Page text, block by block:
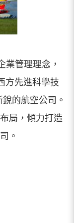
業管理理念，
方先進科學技
的航空公司。
局，傾力打造
。